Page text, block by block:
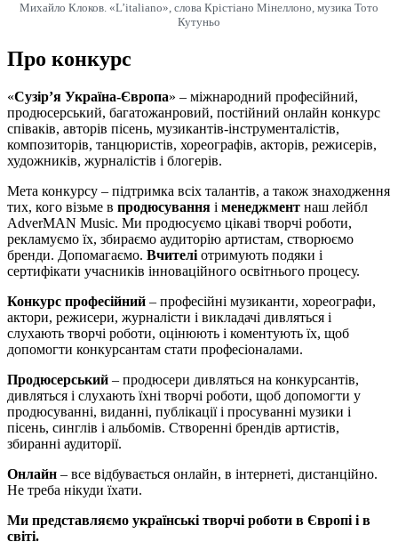
Михайло Клоков. «L’italiano», слова Крiстiано Мінеллоно, музика Тото
Кутуньо
Про конкурс
«Сузір’я Україна-Європа» – міжнародний професійний,
продюсерський, багатожанровий, постійний онлайн конкурс
співаків, авторів пісень, музикантів-інструменталістів,
композиторів, танцюристів, хореографів, акторів, режисерів,
художників, журналістів і блогерів.
Мета конкурсу – підтримка всіх талантів, а також знаходження
тих, кого візьме в продюсування і менеджмент наш лейбл
AdverMAN Music. Ми продюсуємо цікаві творчі роботи,
рекламуємо їх, збираємо аудиторію артистам, створюємо
бренди. Допомагаємо. Вчителі отримують подяки і
сертифікати учасників інноваційного освітнього процесу.
Конкурс професійний – професійні музиканти, хореографи,
актори, режисери, журналісти і викладачі дивляться і
слухають творчі роботи, оцінюють і коментують їх, щоб
допомогти конкурсантам стати професіоналами.
Продюсерський – продюсери дивляться на конкурсантів,
дивляться і слухають їхні творчі роботи, щоб допомогти у
продюсуванні, виданні, публікації і просуванні музики і
пісень, синглів і альбомів. Створенні брендів артистів,
збиранні аудиторії.
Онлайн – все відбувається онлайн, в інтернеті, дистанційно.
Не треба нікуди їхати.
Ми представляємо українські творчі роботи в Європі і в
світі.